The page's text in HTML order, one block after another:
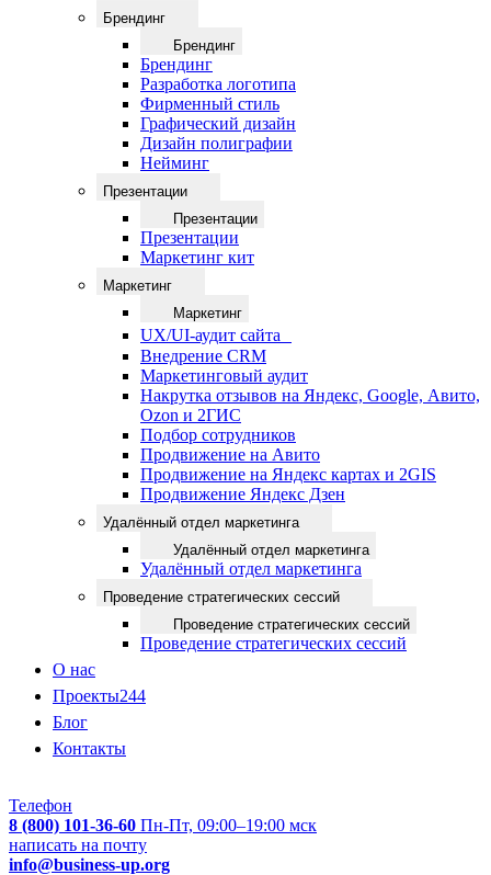
Брендинг
Брендинг
Брендинг
Разработка логотипа
Фирменный стиль
Графический дизайн
Дизайн полиграфии
Нейминг
Презентации
Презентации
Презентации
Маркетинг кит
Маркетинг
Маркетинг
UX/UI-аудит сайта
Внедрение CRM
Маркетинговый аудит
Накрутка отзывов на Яндекс, Google, Авито,
Ozon и 2ГИС
Подбор сотрудников
Продвижение на Авито
Продвижение на Яндекс картах и 2GIS
Продвижение Яндекс Дзен
Удалённый отдел маркетинга
Удалённый отдел маркетинга
Удалённый отдел маркетинга
Проведение стратегических сессий
Проведение стратегических сессий
Проведение стратегических сессий
О нас
Проекты244
Блог
Контакты
Телефон
8 (800) 101-36-60 Пн-Пт, 09:00–19:00 мск
написать на почту
info@business-up.org